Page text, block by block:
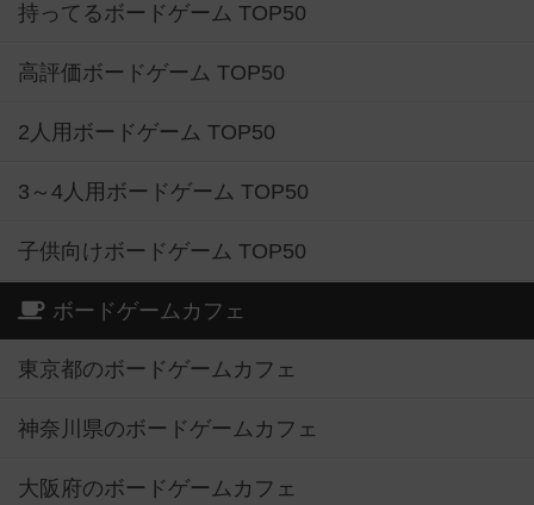
持ってるボードゲーム TOP50
高評価ボードゲーム TOP50
2人用ボードゲーム TOP50
3～4人用ボードゲーム TOP50
子供向けボードゲーム TOP50
ボードゲームカフェ
東京都のボードゲームカフェ
神奈川県のボードゲームカフェ
大阪府のボードゲームカフェ